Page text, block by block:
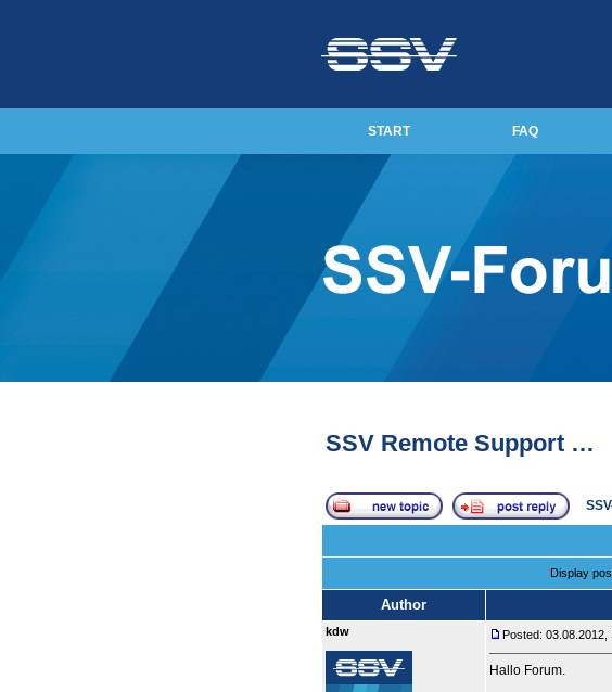
START FAQ
SSV Remote Support …
Display
Author
kdw Posted: 03.08.2012,
Hallo Forum.